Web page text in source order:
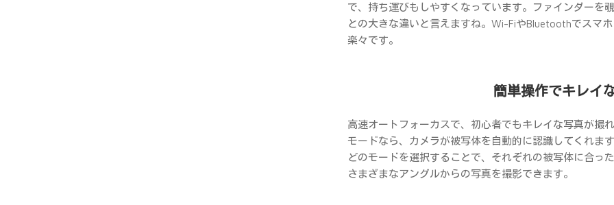
で、持ち運びもしやすくなっています。ファインダーを
との大きな違いと言えますね。Wi-FiやBluetoothでスマ
楽々です。
簡単操作でキレイ
高速オートフォーカスで、初心者でもキレイな写真が撮
モードなら、カメラが被写体を自動的に認識してくれま
どのモードを選択することで、それぞれの被写体に合っ
さまざまなアングルからの写真を撮影できます。